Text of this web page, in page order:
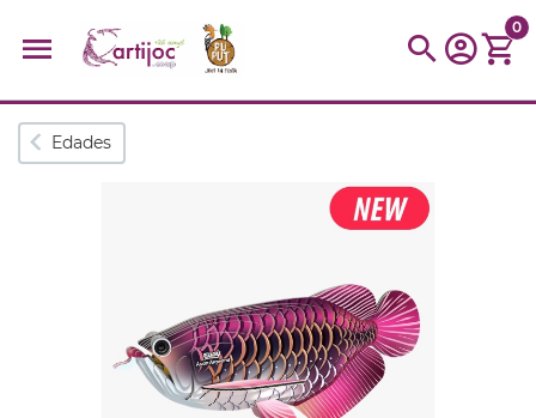
Búsquedas populares
montessori
Puzzle
Botella
0
Edades